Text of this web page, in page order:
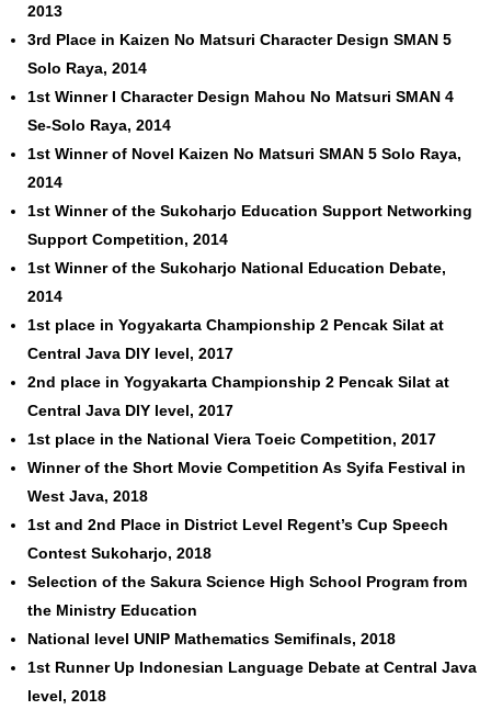
2013
3rd Place in Kaizen No Matsuri Character Design SMAN 5
Solo Raya, 2014
1st Winner I Character Design Mahou No Matsuri SMAN 4
Se-Solo Raya, 2014
1st Winner of Novel Kaizen No Matsuri SMAN 5 Solo Raya,
2014
1st Winner of the Sukoharjo Education Support Networking
Support Competition, 2014
1st Winner of the Sukoharjo National Education Debate,
2014
1st place in Yogyakarta Championship 2 Pencak Silat at
Central Java DIY level, 2017
2nd place in Yogyakarta Championship 2 Pencak Silat at
Central Java DIY level, 2017
1st place in the National Viera Toeic Competition, 2017
Winner of the Short Movie Competition As Syifa Festival in
West Java, 2018
1st and 2nd Place in District Level Regent’s Cup Speech
Contest Sukoharjo, 2018
Selection of the Sakura Science High School Program from
the Ministry Education
National level UNIP Mathematics Semifinals, 2018
1st Runner Up Indonesian Language Debate at Central Java
level, 2018